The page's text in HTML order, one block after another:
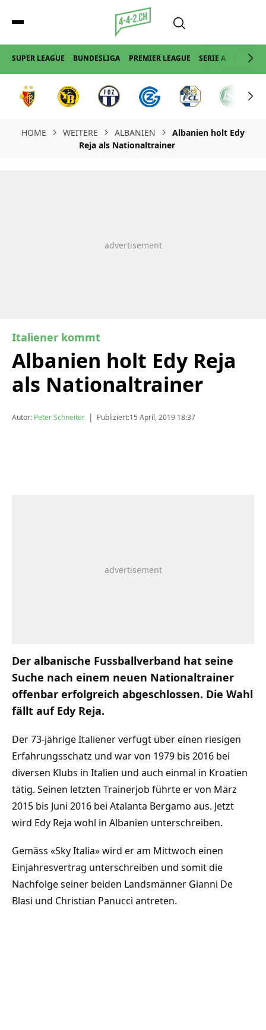
SUPER LEAGUE BUNDESLIGA PREMIER LEAGUE SERIE A LA LIGA
HOME WEITERE ALBANIEN
Albanien holt Edy
Reja als Nationaltrainer
Italiener kommt
Albanien holt Edy Reja
als Nationaltrainer
Autor: Peter Schneiter | Publiziert:15 April, 2019 18:37
Der albanische Fussballverband hat seine
Suche nach einem neuen Nationaltrainer
offenbar erfolgreich abgeschlossen. Die Wahl
fällt auf Edy Reja.
Der 73-jährige Italiener verfügt über einen riesigen
Erfahrungsschatz und war von 1979 bis 2016 bei
diversen Klubs in Italien und auch einmal in Kroatien
tätig. Seinen letzten Trainerjob führte er von März
2015 bis Juni 2016 bei Atalanta Bergamo aus. Jetzt
wird Edy Reja wohl in Albanien unterschreiben.
Gemäss «Sky Italia» wird er am Mittwoch einen
Einjahresvertrag unterschreiben und somit die
Nachfolge seiner beiden Landsmänner Gianni De
Blasi und Christian Panucci antreten.